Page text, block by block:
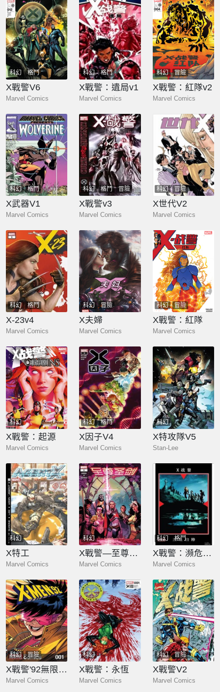
科幻 格鬥
X戰警V6
Marvel Comics
科幻 格鬥
X戰警：遺局v1
Marvel Comics
科幻 冒險
X戰警：紅隊v2
Marvel Comics
科幻 格鬥
X武器V1
Marvel Comics
科幻 格鬥 冒險
X戰警v3
Marvel Comics
科幻 冒險
X世代V2
Marvel Comics
科幻 格鬥
X-23v4
Marvel Comics
科幻 冒險
X夫婦
Marvel Comics
科幻 冒險
X戰警：紅隊
Marvel Comics
科幻
X戰警：起源
Marvel Comics
科幻 格鬥
X因子V4
Marvel Comics
科幻
X特攻隊V5
Stan-Lee
科幻
X特工
Marvel Comics
科幻
X戰警—至尊聖劍
Marvel Comics
科幻 格鬥
X戰警：瀕危物種
Marvel Comics
科幻 冒險
X戰警'92無限漫畫
Marvel Comics
科幻
X戰警：永恆
Marvel Comics
科幻 冒險
X戰警V2
Marvel Comics